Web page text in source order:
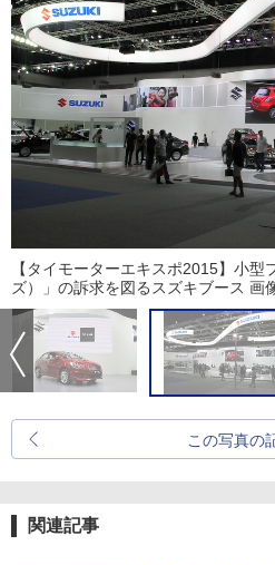
【タイモーターエキスポ2015】小
ズ）」の訴求を図るスズキブース 画
この写真の
関連記事